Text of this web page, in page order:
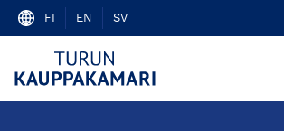
Skip
content
FI EN SV